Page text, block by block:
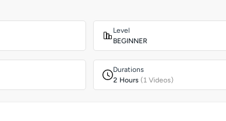
Level
BEGINNER
Durations
2 Hours (1 Videos)